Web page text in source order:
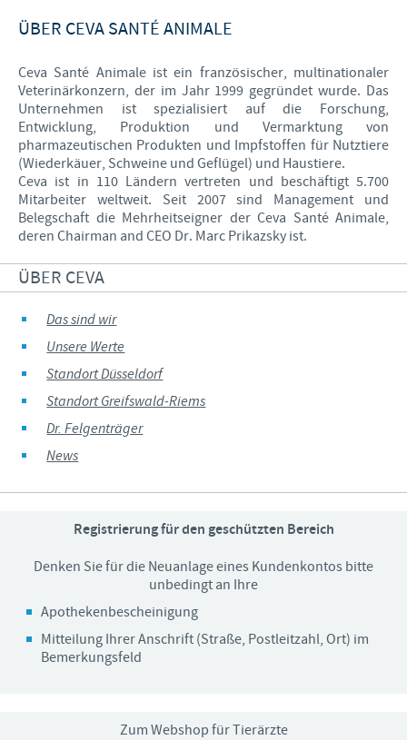
ÜBER CEVA SANTÉ ANIMALE
Ceva Santé Animale ist ein französischer, multinationaler
Veterinärkonzern, der im Jahr 1999 gegründet wurde. Das
Unternehmen ist spezialisiert auf die Forschung,
Entwicklung, Produktion und Vermarktung von
pharmazeutischen Produkten und Impfstoffen für Nutztiere
(Wiederkäuer, Schweine und Geflügel) und Haustiere.
Ceva ist in 110 Ländern vertreten und beschäftigt 5.700
Mitarbeiter weltweit. Seit 2007 sind Management und
Belegschaft die Mehrheitseigner der Ceva Santé Animale,
deren Chairman and CEO Dr. Marc Prikazsky ist.
ÜBER CEVA
Das sind wir
Unsere Werte
Standort Düsseldorf
Standort Greifswald-Riems
Dr. Felgenträger
News
Registrierung für den geschützten Bereich
Denken Sie für die Neuanlage eines Kundenkontos bitte
unbedingt an Ihre
Apothekenbescheinigung
Mitteilung Ihrer Anschrift (Straße, Postleitzahl, Ort) im
Bemerkungsfeld
Zum Webshop für Tierärzte